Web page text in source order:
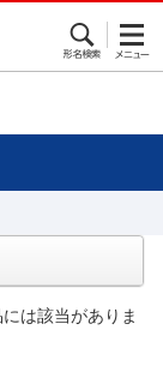
は該当がありま